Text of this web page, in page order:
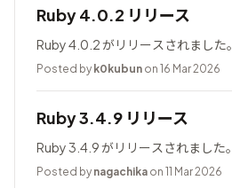
Ruby 4.0.2 リリース
Ruby 4.0.2 がリリースされました。
Posted by k0kubun on 16 Mar 2026
Ruby 3.4.9 リリース
Ruby 3.4.9 がリリースされました。
Posted by nagachika on 11 Mar 2026